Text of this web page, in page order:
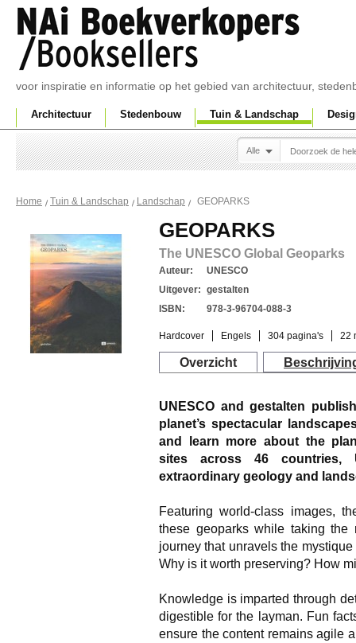
voor inspiratie en informatie op het gebied van architectuur,
Architectuur Stedenbouw Tuin & Landschap
Alle
Home Tuin & Landschap Landschap GEOPARKS
GEOPARKS
The UNESCO Global Geoparks
Auteur:
UNESCO
Uitgever: gestalten
ISBN:
978-3-96704-088-3
Hardcover Engels 304 pagina's 22
Overzicht
UNESCO and gestalten
planet’s spectacular
and learn more about the
sites across 46 countries,
extraordinary geology and
Featuring world-class images,
these geoparks while taking the
journey that unravels the
Why is it worth preserving? How
Knowledge is imparted through
digestible for the layman. Fun
ensure the content remains agile